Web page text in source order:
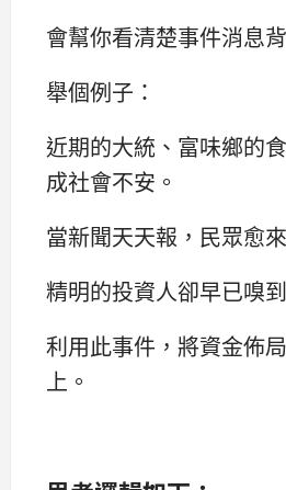
會幫你看清楚事件消息
舉個例子：
近期的大統、富味鄉的
成社會不安。
當新聞天天報，民眾愈
精明的投資人卻早已嗅到
利用此事件，將資金佈
上。